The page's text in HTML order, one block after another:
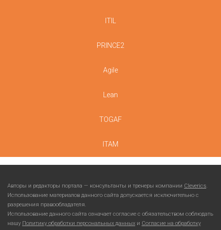
ITIL
PRINCE2
Agile
Lean
TOGAF
ITAM
Авторы и редакторы портала — консультанты и тренеры компании Cleverics.
Использование материалов данного сайта допускается исключительно с
разрешения правообладателя.
Использование данного сайта означает согласие с обязательством соблюдать
нашу Политику обработки персональных данных и Согласие на обработку